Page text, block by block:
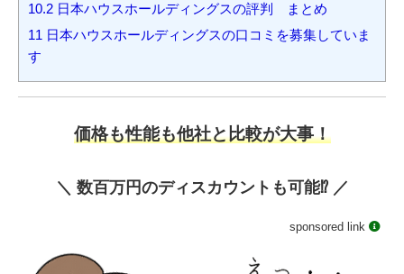
10.2 日本ハウスホールディングスの評判 まとめ
11 日本ハウスホールディングスの口コミを募集していま
す
価格も性能も他社と比較が大事！
＼ 数百万円のディスカウントも可能⁉️ ／
sponsored link